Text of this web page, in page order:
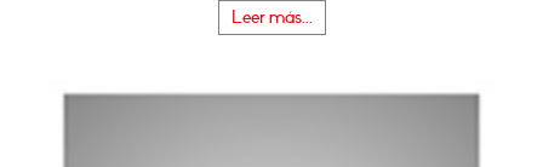
Leer más...